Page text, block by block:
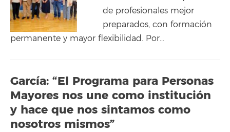
de profesionales mejor
preparados, con formación
permanente y mayor flexibilidad. Por…
García: “El Programa para Personas
Mayores nos une como institución
y hace que nos sintamos como
nosotros mismos”